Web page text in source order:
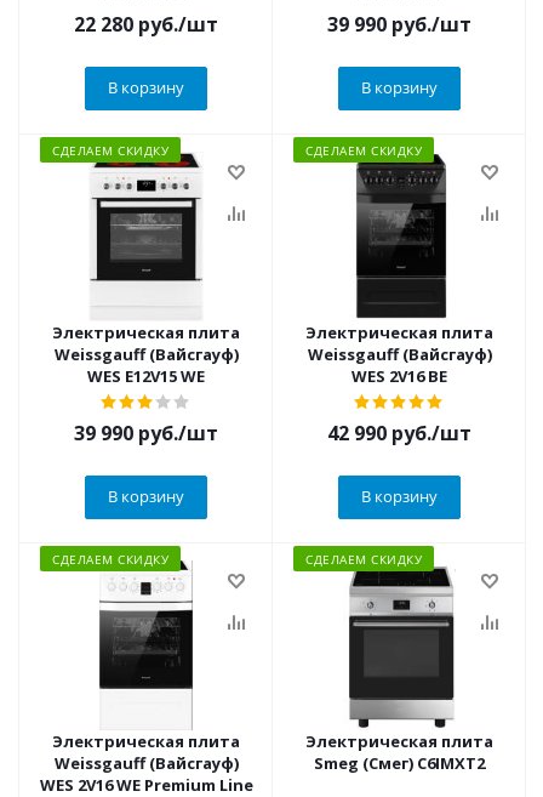
22 280 руб./шт
В корзину
39 990 руб./шт
В корзину
СДЕЛАЕМ СКИДКУ
Электрическая плита
Weissgauff (Вайсгауф)
WES E12V15 WE
39 990 руб./шт
В корзину
СДЕЛАЕМ СКИДКУ
Электрическая плита
Weissgauff (Вайсгауф)
WES 2V16 BE
42 990 руб./шт
В корзину
СДЕЛАЕМ СКИДКУ
Электрическая плита
Weissgauff (Вайсгауф)
WES 2V16 WE Premium Line
СДЕЛАЕМ СКИДКУ
Электрическая плита
Smeg (Смег) C6IMXT2